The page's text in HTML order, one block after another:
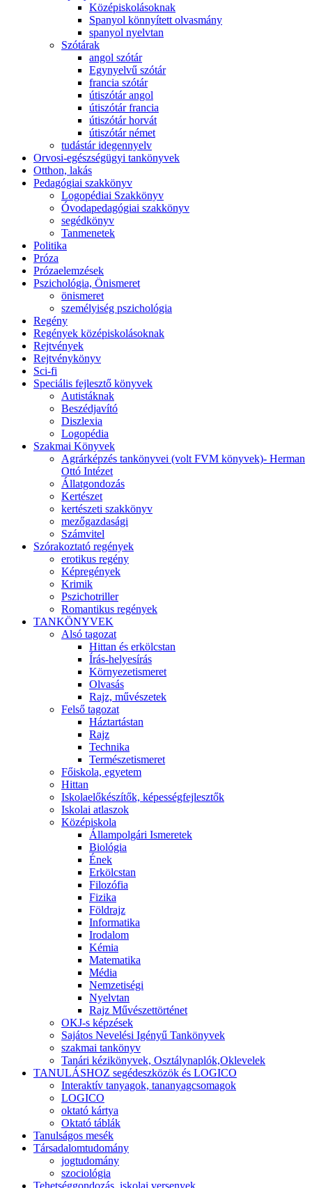
Középiskolásoknak
Spanyol könnyített olvasmány
spanyol nyelvtan
Szótárak
angol szótár
Egynyelvű szótár
francia szótár
útiszótár angol
útiszótár francia
útiszótár horvát
útiszótár német
tudástár idegennyelv
Orvosi-egészségügyi tankönyvek
Otthon, lakás
Pedagógiai szakkönyv
Logopédiai Szakkönyv
Óvodapedagógiai szakkönyv
segédkönyv
Tanmenetek
Politika
Próza
Prózaelemzések
Pszichológia, Önismeret
önismeret
személyiség pszichológia
Regény
Regények középiskolásoknak
Rejtvények
Rejtvénykönyv
Sci-fi
Speciális fejlesztő könyvek
Autistáknak
Beszédjavító
Diszlexia
Logopédia
Szakmai Könyvek
Agrárképzés tankönyvei (volt FVM könyvek)- Herman
Ottó Intézet
Állatgondozás
Kertészet
kertészeti szakkönyv
mezőgazdasági
Számvitel
Szórakoztató regények
erotikus regény
Képregények
Krimik
Pszichotriller
Romantikus regények
TANKÖNYVEK
Alsó tagozat
Hittan és erkölcstan
Írás-helyesírás
Környezetismeret
Olvasás
Rajz, művészetek
Felső tagozat
Háztartástan
Rajz
Technika
Természetismeret
Főiskola, egyetem
Hittan
Iskolaelőkészítők, képességfejlesztők
Iskolai atlaszok
Középiskola
Állampolgári Ismeretek
Biológia
Ének
Erkölcstan
Filozófia
Fizika
Földrajz
Informatika
Irodalom
Kémia
Matematika
Média
Nemzetiségi
Nyelvtan
Rajz Művészettörténet
OKJ-s képzések
Sajátos Nevelési Igényű Tankönyvek
szakmai tankönyv
Tanári kézikönyvek, Osztálynaplók,Oklevelek
TANULÁSHOZ segédeszközök és LOGICO
Interaktív tanyagok, tananyagcsomagok
LOGICO
oktató kártya
Oktató táblák
Tanulságos mesék
Társadalomtudomány
jogtudomány
szociológia
Tehetséggondozás, iskolai versenyek